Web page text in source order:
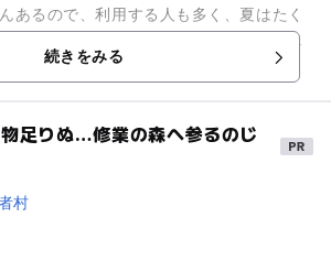
あるので、利用する人も多く、夏はたく
す。子供から大人まで、みんなで楽しめ
続きをみる
足りぬ…修業の森へ参るのじ